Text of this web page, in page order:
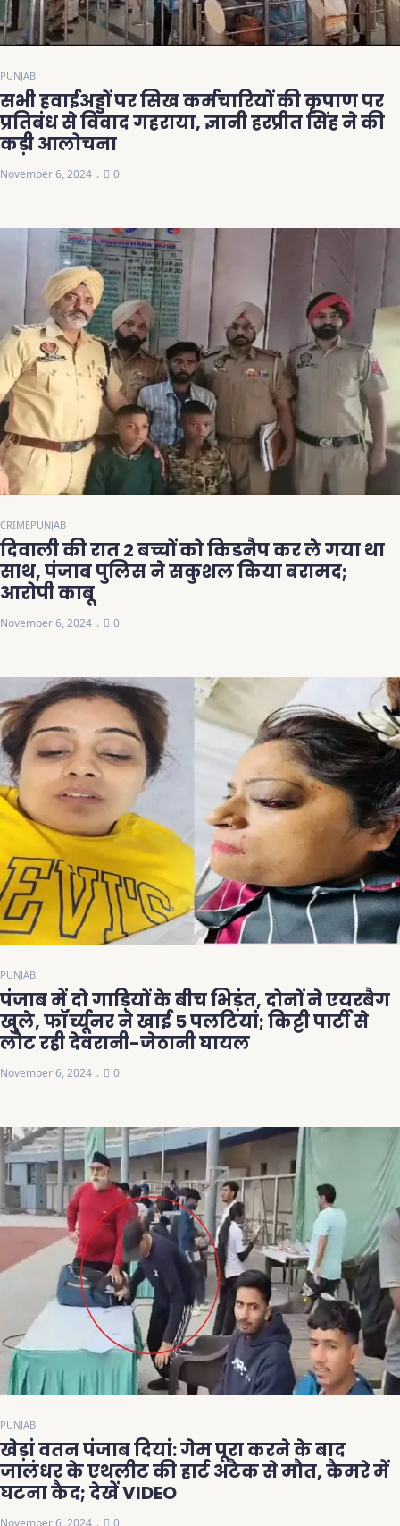
PUNJAB
सभी हवाईअड्डों पर सिख कर्मचारियों की कृपाण पर
प्रतिबंध से विवाद गहराया, ज्ञानी हरप्रीत सिंह ने की
कड़ी आलोचना
November 6, 2024 0
CRIMEPUNJAB
दिवाली की रात 2 बच्चों को किडनैप कर ले गया था
साथ, पंजाब पुलिस ने सकुशल किया बरामद;
आरोपी काबू
November 6, 2024 0
PUNJAB
पंजाब में दो गाड़ियों के बीच भिड़ंत, दोनों ने एयरबैग
खुले, फॉर्च्यूनर ने खाई 5 पलटियां; किट्टी पार्टी से
लौट रही देवरानी-जेठानी घायल
November 6, 2024 0
PUNJAB
खेड़ां वतन पंजाब दियां: गेम पूरा करने के बाद
जालंधर के एथलीट की हार्ट अटैक से मौत, कैमरे में
घटना कैद; देखें VIDEO
November 6, 2024 0